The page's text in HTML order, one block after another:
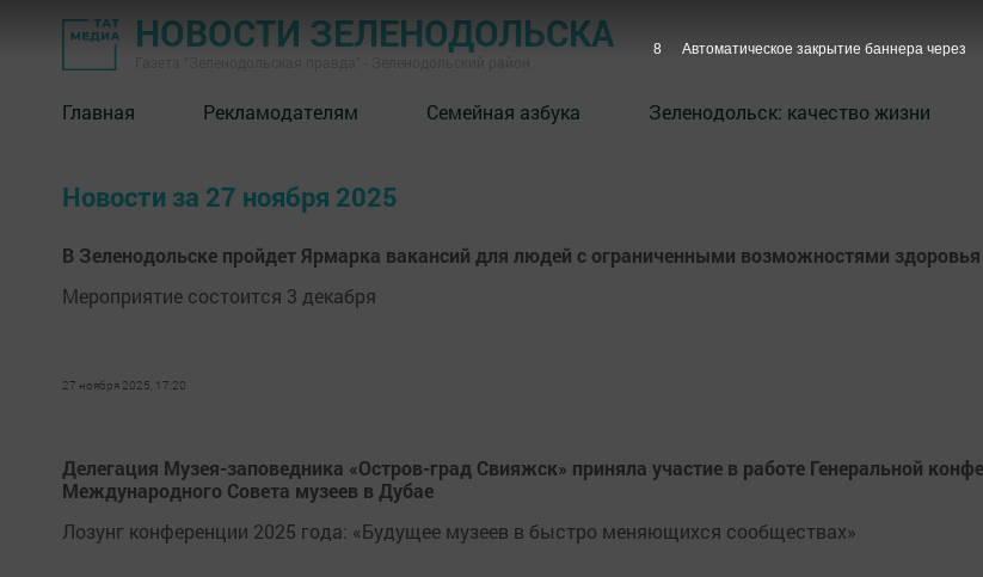
НОВОСТИ ЗЕЛЕНОДОЛЬСКА
Главная Рекламодателям Семейная азбука ⁠Зеленодольск: качество жизни
Новости за 27 ноября 2025
В Зеленодольске пройдет Ярмарка вакансий для людей с ограниченными возможностями здоровья
Мероприятие состоится 3 декабря
27 ноября 2025, 17:20
Делегация Музея-заповедника «Остров-град Свияжск» приняла участие в работе Генеральной
Международного Совета музеев в Дубае
Лозунг конференции 2025 года: «Будущее музеев в быстро меняющихся сообществах»
7 Автоматическое закрытие баннера через